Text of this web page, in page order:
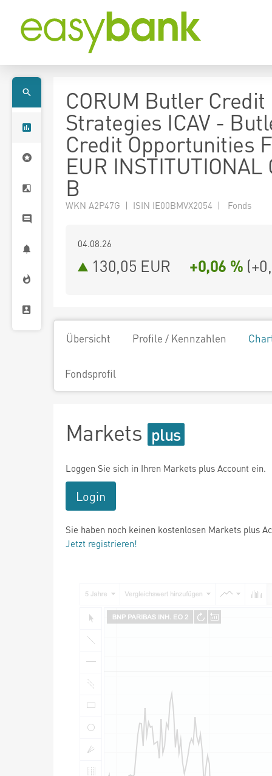
CORUM Butler Credit
Strategies ICAV -
Credit Opportunities
EUR INSTITUTIONAL
B
WKN A2P47G | ISIN IE00BMVX2054 | Fonds
04.08.26
130,05 EUR +0,06 % (
Übersicht Profile / Kennzahlen
Fondsprofil
Markets
Loggen Sie sich in Ihren Markets plus Account ein.
Login
Sie haben noch keinen kostenlosen Markets plus
Jetzt registrieren!